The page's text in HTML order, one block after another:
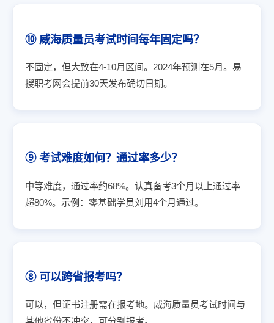
⑩ 威海质量员考试时间每年固定吗？
不固定，但大致在4-10月区间。2024年预测在5月。易
搜职考网会提前30天发布确切日期。
⑨ 考试难度如何？通过率多少？
中等难度，通过率约68%。认真备考3个月以上通过率
超80%。示例：零基础学员刘用4个月通过。
⑧ 可以跨省报考吗？
可以，但证书注册需在报考地。威海质量员考试时间与